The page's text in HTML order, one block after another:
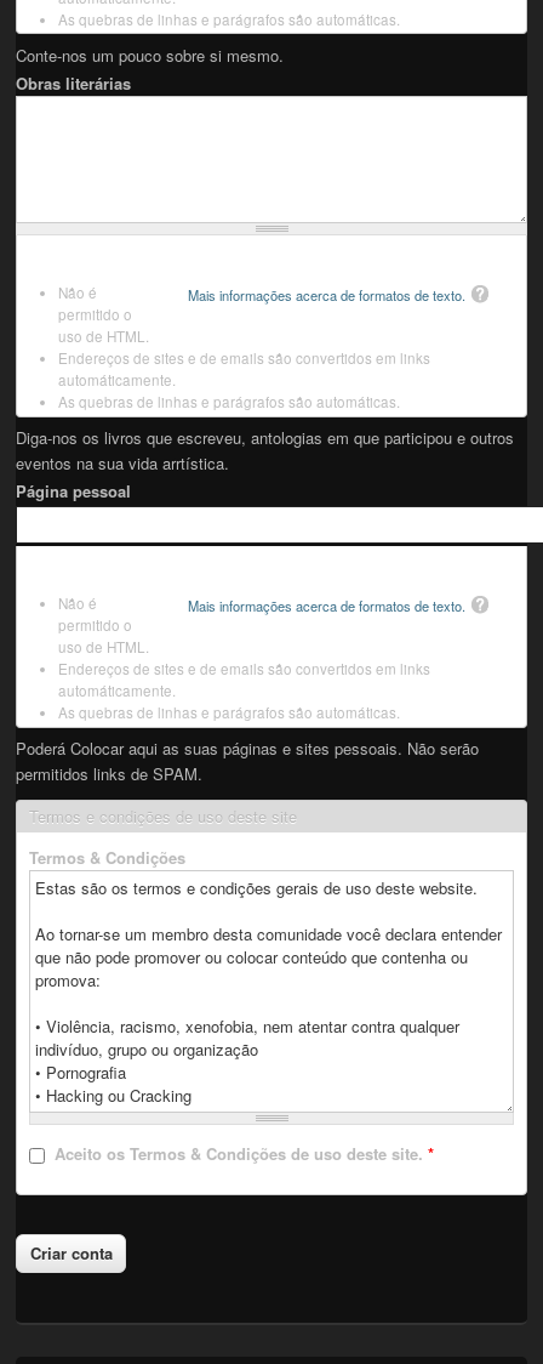
As quebras de linhas e parágrafos são automáticas.
Conte-nos um pouco sobre si mesmo.
Obras literárias
Mais informações acerca de formatos de texto.
Não é
permitido o
uso de HTML.
Endereços de sites e de emails são convertidos em links
automáticamente.
As quebras de linhas e parágrafos são automáticas.
Diga-nos os livros que escreveu, antologias em que participou e outros
eventos na sua vida arrtística.
Página pessoal
Mais informações acerca de formatos de texto.
Não é
permitido o
uso de HTML.
Endereços de sites e de emails são convertidos em links
automáticamente.
As quebras de linhas e parágrafos são automáticas.
Poderá Colocar aqui as suas páginas e sites pessoais. Não serão
permitidos links de SPAM.
Termos e condições de uso deste site
Termos & Condições
Aceito os Termos & Condições de uso deste site.*